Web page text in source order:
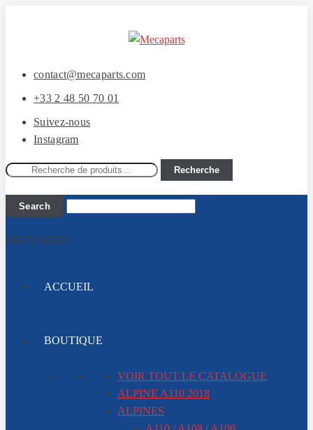
contenucontact@mecaparts.com
+33 2 48 50 70 01
Suivez-nous
Instagram
Recherche
Recherche
MENUMENU
ACCUEIL
BOUTIQUE
VOIR TOUT LE CATALOGUE
ALPINE A110 2018
ALPINES